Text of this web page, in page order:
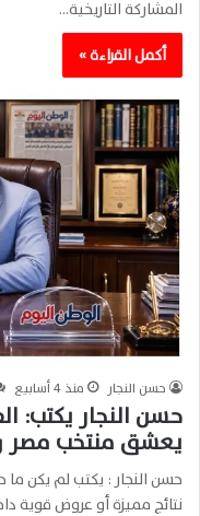
المشاركة التاريخية…
أكمل القراءة »
حسن النجار منذ 4 أسابيع
حسن النجار يكتب:
يعشق منتخب مصر
حسن النجار : يكتب لم يكن
نتائج مميزة أو عروض قوية